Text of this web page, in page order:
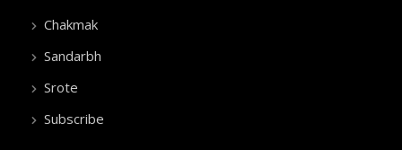
Chakmak
Sandarbh
Srote
Subscribe